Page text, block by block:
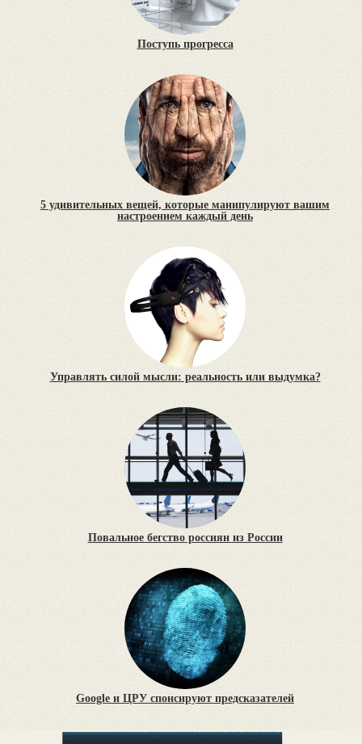
Поступь прогресса
5 удивительных вещей, которые манипулируют вашим
настроением каждый день
Управлять силой мысли: реальность или выдумка?
Повальное бегство россиян из России
Google и ЦРУ спонсируют предсказателей